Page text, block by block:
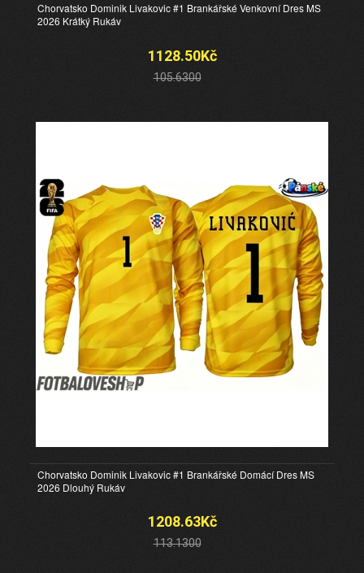
Chorvatsko Dominik Livakovic #1 Brankářské Venkovní Dres MS
2026 Krátký Rukáv
1128.50Kč
105.6300
Chorvatsko Dominik Livakovic #1 Brankářské Domácí Dres MS
2026 Dlouhý Rukáv
1208.63Kč
113.1300